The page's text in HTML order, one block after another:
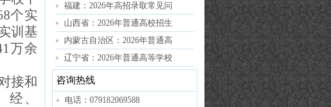
个实
训基
1 万余
接和
经、
福建：2026年高招录取常见问
山西省：2026年普通高校招生
内蒙古自治区：2026年普通高
辽宁省：2026年普通高等学校
咨询热线
电话：079182069588